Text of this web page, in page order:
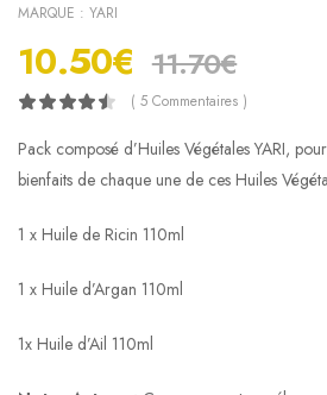
MARQUE : YARI
10.50€ 11.70€
( 5 Commentaires )
Pack composé d’Huiles Végétales YARI,
bienfaits de chaque une de ces Huiles
1 x Huile de Ricin 110ml
1 x Huile d’Argan 110ml
1x Huile d’Ail 110ml